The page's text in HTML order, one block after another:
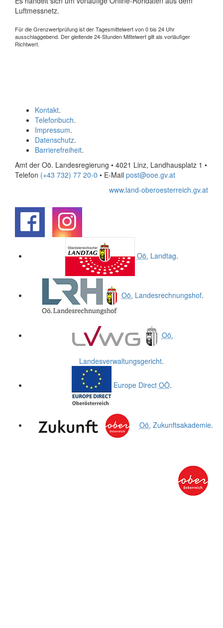
Luftmessnetz.
Für die Grenzwertprüfung ist der Tagesmittelwert von 0 bis 24 Uhr
ausschlaggebend. Der gleitende 24-Stunden Mittelwert gilt als vorläufiger
Richtwert.
Kontakt.
Telefonbuch.
Impressum.
Datenschutz.
Barrierefreiheit.
Amt der Oö. Landesregierung • 4021 Linz, Landhausplatz 1 •
Telefon (+43 732) 77 20-0 • E-Mail post@ooe.gv.at
www.land-oberoesterreich.gv.at
Oö. Landtag.
Oö. Landesrechnungshof.
Oö.
Landesverwaltungsgericht.
Europe Direct OÖ.
Oö. Zukunftsakademie.